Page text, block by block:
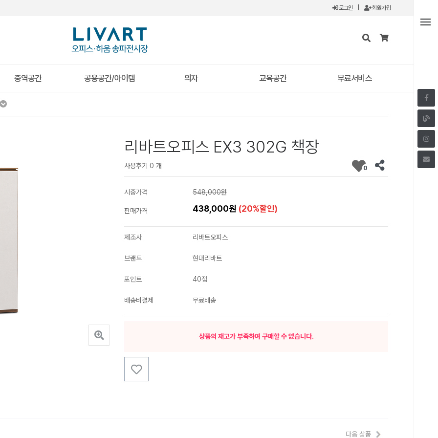
로그인 회원가입
중역공간 공용공간/아이템 의자 교육공간 무료서비스
리바트오피스 EX3 302G 책장
사용후기 0 개 0
시중가격 548,000원
판매가격 438,000원 (20%할인)
제조사 리바트오피스
브랜드 현대리바트
포인트 40점
배송비결제 무료배송
상품의 재고가 부족하여 구매할 수 없습니다.
다음 상품